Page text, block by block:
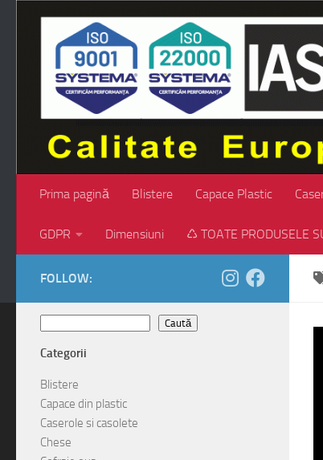
Skip to content
Prima pagină Blistere Capace Plastic
GDPR Dimensiuni ♺ TOATE PRODUSELE
FOLLOW:
Caută
Categorii
Blistere
Capace din plastic
Caserole si casolete
Chese